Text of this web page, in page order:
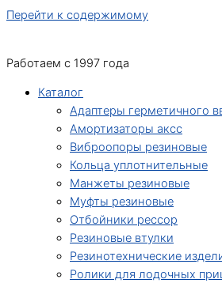
Перейти к содержимому
Работаем с 1997 года
Каталог
Адаптеры герметичного
Амортизаторы аксс
Виброопоры резиновые
Кольца уплотнительные
Манжеты резиновые
Муфты резиновые
Отбойники рессор
Резиновые втулки
Резинотехнические
Ролики для лодочных